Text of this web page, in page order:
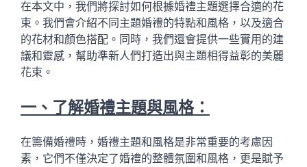
在本文中，我們將探討如何根據婚禮主題選擇合適的花
束。我們會介紹不同主題婚禮的特點和風格，以及適合
的花材和顏色搭配。同時，我們還會提供一些實用的建
議和靈感，幫助準新人們打造出與主題相得益彰的美麗
花束。
一、了解婚禮主題與風格：
在籌備婚禮時，婚禮主題和風格是非常重要的考慮因
素，它們不僅決定了婚禮的整體氛圍和風格，更是賦予